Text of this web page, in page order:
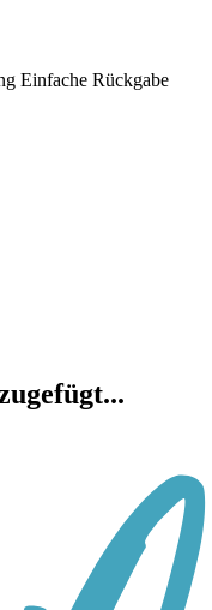
Einfache Rückgabe